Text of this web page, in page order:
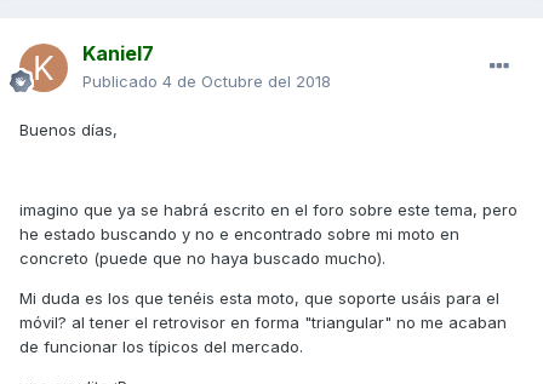
Kaniel7
Publicado 4 de Octubre del 2018
Buenos días,
imagino que ya se habrá escrito en el foro sobre este tema, pero
he estado buscando y no e encontrado sobre mi moto en
concreto (puede que no haya buscado mucho).
Mi duda es los que tenéis esta moto, que soporte usáis para el
móvil? al tener el retrovisor en forma "triangular" no me acaban
de funcionar los típicos del mercado.